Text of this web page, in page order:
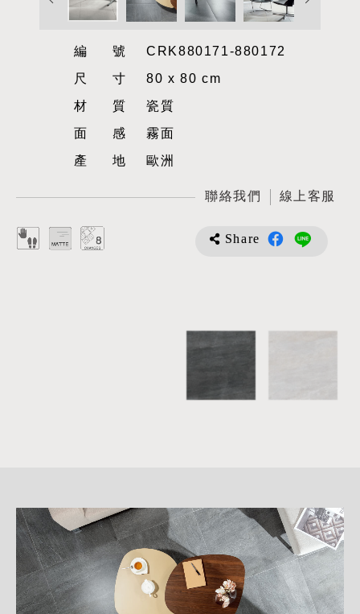
編號CRK880171-880172
尺寸80 x 80 cm
材質瓷質
面感霧面
產地歐洲
聯絡我們 線上客服
Share
詳
細
介
紹